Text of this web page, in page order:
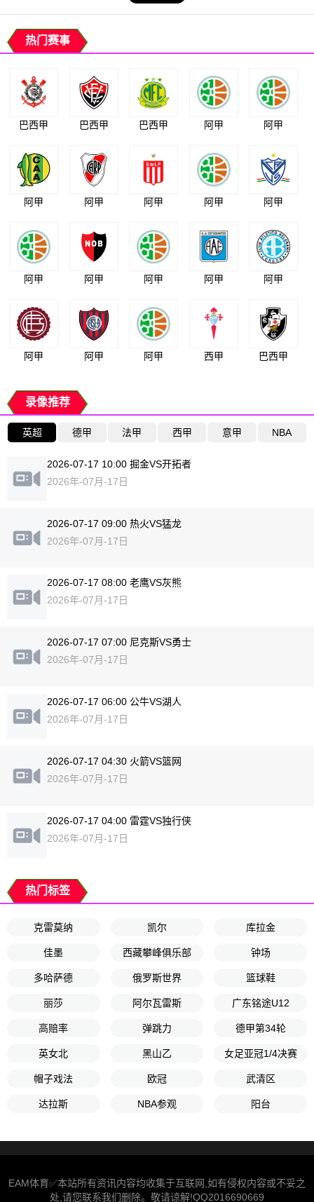
热门赛事
巴西甲 巴西甲 巴西甲 阿甲 阿甲
阿甲 阿甲 阿甲 阿甲 阿甲
阿甲 阿甲 阿甲 阿甲 阿甲
阿甲 阿甲 阿甲 西甲 巴西甲
录像推荐
英超 德甲 法甲 西甲 意甲 NBA
2026-07-17 10:00 掘金VS开拓者
2026年-07月-17日
2026-07-17 09:00 热火VS猛龙
2026年-07月-17日
2026-07-17 08:00 老鹰VS灰熊
2026年-07月-17日
2026-07-17 07:00 尼克斯VS勇士
2026年-07月-17日
2026-07-17 06:00 公牛VS湖人
2026年-07月-17日
2026-07-17 04:30 火箭VS篮网
2026年-07月-17日
2026-07-17 04:00 雷霆VS独行侠
2026年-07月-17日
热门标签
克雷莫纳 凯尔 库拉金
佳墨 西藏攀峰俱乐部 钟场
多哈萨德 俄罗斯世界 篮球鞋
丽莎 阿尔瓦雷斯 广东铭途U12
高赔率 弹跳力 德甲第34轮
英女北 黑山乙 女足亚冠1/4决赛
帽子戏法 欧冠 武清区
达拉斯 NBA参观 阳台
EAM体育✅本站所有资讯内容均收集于互联网,如有侵权内容或不妥之
处,请您联系我们删除。敬请谅解!QQ2016690669